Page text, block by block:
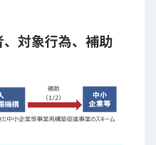
対象行為、補助